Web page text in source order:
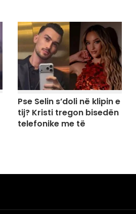
Pse Selin s’doli në klipin e
tij? Kristi tregon bisedën
telefonike me të